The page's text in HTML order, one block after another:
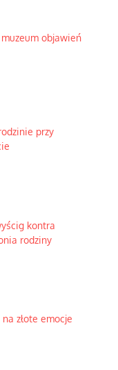
muzeum objawień
przy
kontra
rodziny
złote emocje